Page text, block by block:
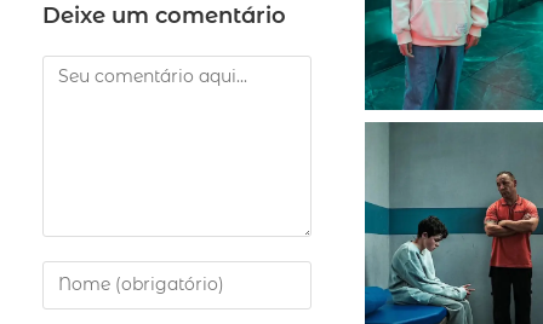
Deixe um comentário